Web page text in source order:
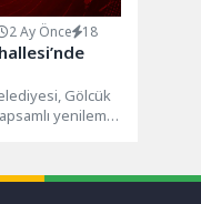
2 Ay Önce 18
Gölcük
yenileme